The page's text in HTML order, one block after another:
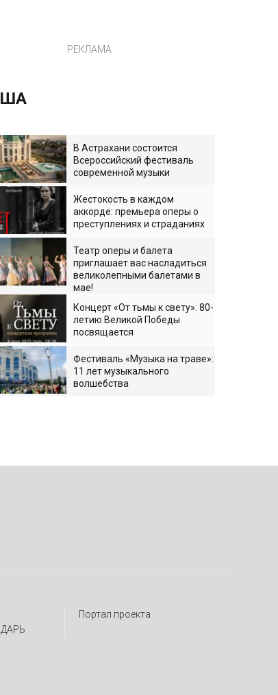
РЕКЛАМА
В Астрахани состоится
Всероссийский фестиваль
современной музыки
Жестокость в каждом
аккорде: премьера оперы о
преступлениях и страданиях
Театр оперы и балета
приглашает вас насладиться
великолепными балетами в
мае!
Концерт «От тьмы к свету»: 80-
летию Великой Победы
посвящается
Фестиваль «Музыка на траве»:
11 лет музыкального
волшебства
Портал проекта